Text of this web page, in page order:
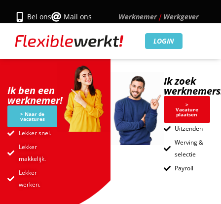
Bel ons Mail ons Werknemer Werkgever
LOGIN
Ik ben een
werknemer!
> Naar de
vacatures
Lekker snel.
Lekker
makkelijk.
Lekker
werken.
Ik zoek
>
Vacature
plaatsen
Uitzenden
Werving &
selectie
Payroll